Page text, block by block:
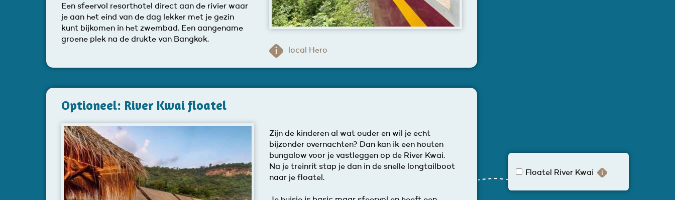
Een sfeervol resorthotel direct aan de rivier waar
je aan het eind van de dag lekker met je gezin
kunt bijkomen in het zwembad. Een aangename
groene plek na de drukte van Bangkok.
local Hero
Optioneel: River Kwai floatel
Zijn de kinderen al wat ouder en wil je echt
bijzonder overnachten? Dan kan ik een houten
bungalow voor je vastleggen op de River Kwai.
Na je treinrit stap je dan in de snelle longtailboot
naar je floatel.
Floatel River Kwai